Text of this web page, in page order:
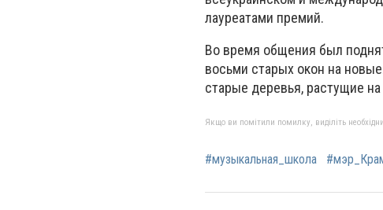
лауреатами премий.
Во время общения был
восьми старых окон на
старые деревья, растущие
Якщо ви помітили помилку, виділіть
#музыкальная_школа